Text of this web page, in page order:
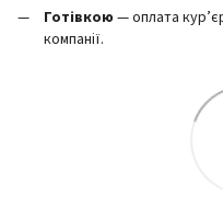
Готівкою — оплата
компанії.